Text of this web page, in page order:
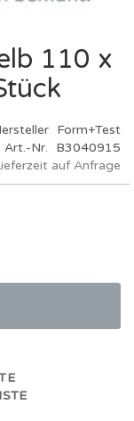
110 x
Form+Test
Art.-Nr.
B3040915
auf Anfrage